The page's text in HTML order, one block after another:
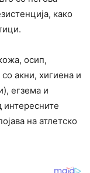
како
осип,
акни, хигиена и
егзема и
интересните
на атлетско